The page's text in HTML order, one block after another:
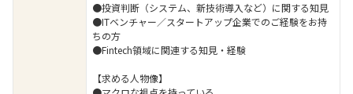
●投資判断（システム、新技術導入など）に関する知見
●ITベンチャー／スタートアップ企業でのご経験をお持
ちの方
●Fintech領域に関連する知見・経験
【求める人物像】